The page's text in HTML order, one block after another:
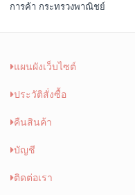
การค้า กระทรวงพาณิชย์
แผนผังเว็บไซต์
ประวัติสั่งซื้อ
คืนสินค้า
บัญชี
ติดต่อเรา